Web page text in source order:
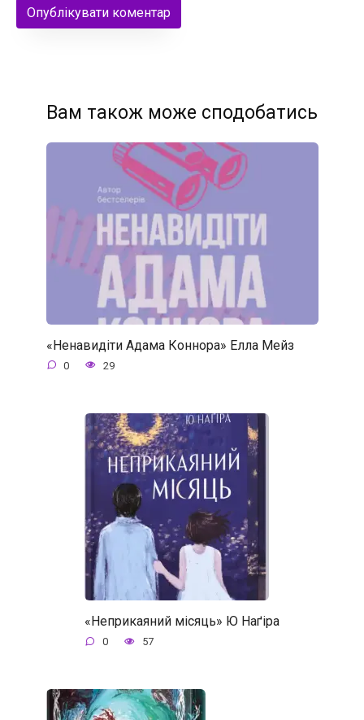
Вам також може сподобатись
«Ненавидіти Адама Коннора» Елла Мейз
0 29
«Неприкаяний місяць» Ю Наґіра
0 57